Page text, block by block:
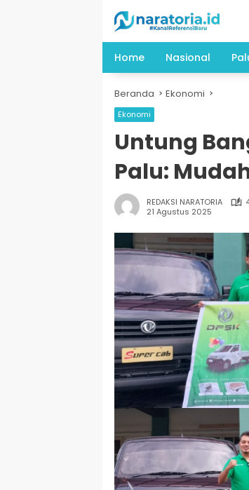
Home Nasional
Beranda Ekonomi
Ekonomi
Untung
Palu:
REDAKSI NARATORIA
21 Agustus 2025